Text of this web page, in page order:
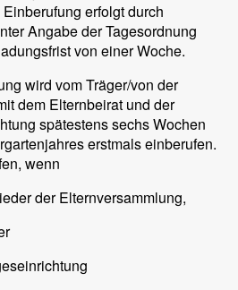
erfolgt durch
Angabe der Tagesordnung
von einer Woche.
wird vom Träger/von der
dem Elternbeirat und der
spätestens sechs Wochen
erstmals einberufen.
wenn
der Elternversammlung,